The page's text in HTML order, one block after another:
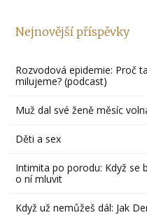
Nejnovější příspěvky
Rozvodová epidemie: Proč
milujeme? (podcast)
Muž dal své ženě měsíc
Děti a sex
Intimita po porodu: Když se
o ní mluvit
Když už nemůžeš dál: Jak